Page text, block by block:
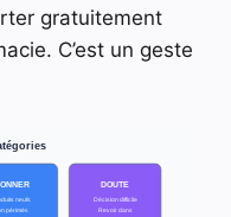
gratuitement
C’est un geste
neufs
périmés
DOUTE
Décision difficile
Revoir dans